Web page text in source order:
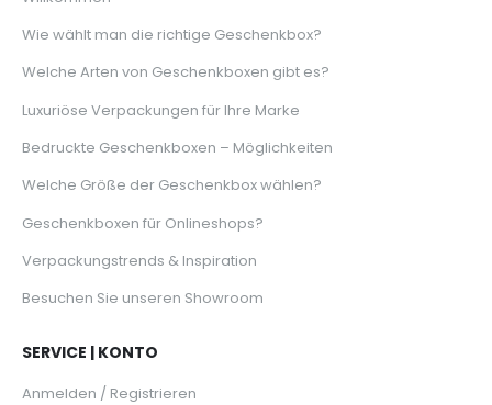
Wie wählt man die richtige Geschenkbox?
Welche Arten von Geschenkboxen gibt es?
Luxuriöse Verpackungen für Ihre Marke
Bedruckte Geschenkboxen – Möglichkeiten
Welche Größe der Geschenkbox wählen?
Geschenkboxen für Onlineshops?
Verpackungstrends & Inspiration
Besuchen Sie unseren Showroom
SERVICE | KONTO
Anmelden / Registrieren